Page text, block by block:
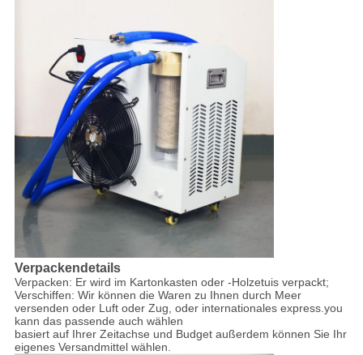
Verpackendetails
Verpacken: Er wird im Kartonkasten oder -Holzetuis verpackt;
Verschiffen: Wir können die Waren zu Ihnen durch Meer
versenden oder Luft oder Zug, oder internationales express.you
kann das passende auch wählen
basiert auf Ihrer Zeitachse und Budget außerdem können Sie Ihr
eigenes Versandmittel wählen.